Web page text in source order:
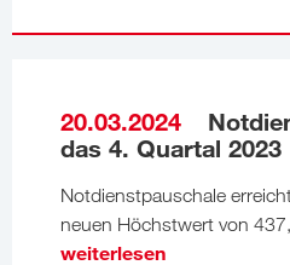
20.03.2024
das 4. Quartal 2023
Notdienstpauschale
neuen Höchstwert von
weiterlesen